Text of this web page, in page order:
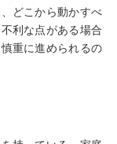
どこから動かすべ
利な点がある場合
重に進められるの